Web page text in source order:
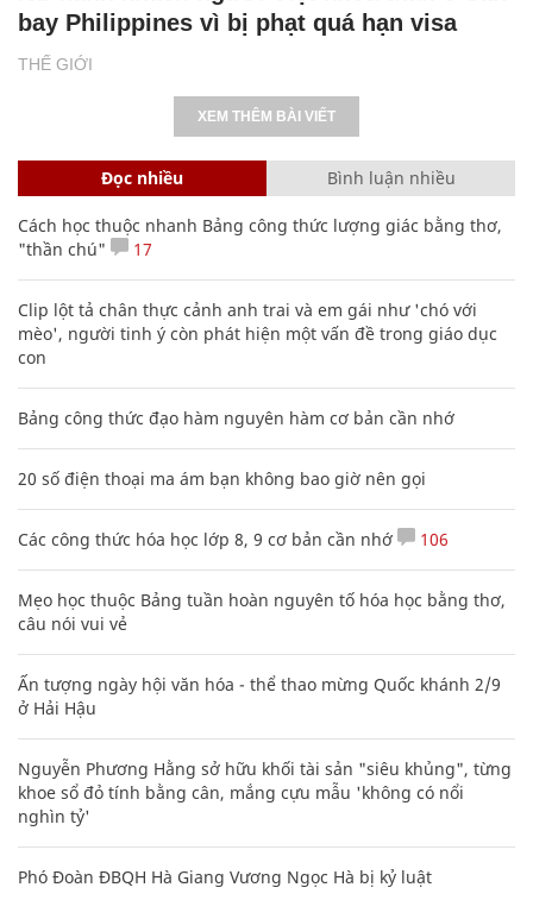
THẾ GIỚI
bay Philippines vì bị phạt quá hạn visa
XEM THÊM BÀI VIẾT
Đọc nhiều Bình luận nhiều
Cách học thuộc nhanh Bảng công thức lượng giác bằng thơ,
"thần chú"
17
Clip lột tả chân thực cảnh anh trai và em gái như 'chó với
mèo', người tinh ý còn phát hiện một vấn đề trong giáo dục
con
Bảng công thức đạo hàm nguyên hàm cơ bản cần nhớ
20 số điện thoại ma ám bạn không bao giờ nên gọi
Các công thức hóa học lớp 8, 9 cơ bản cần nhớ 106
Mẹo học thuộc Bảng tuần hoàn nguyên tố hóa học bằng thơ,
câu nói vui vẻ
Ấn tượng ngày hội văn hóa - thể thao mừng Quốc khánh 2/9
ở Hải Hậu
Nguyễn Phương Hằng sở hữu khối tài sản "siêu khủng", từng
khoe sổ đỏ tính bằng cân, mắng cựu mẫu 'không có nổi
nghìn tỷ'
Phó Đoàn ĐBQH Hà Giang Vương Ngọc Hà bị kỷ luật